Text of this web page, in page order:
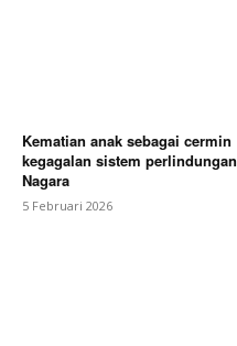
Kematian anak sebagai cermin
kegagalan sistem perlindungan
Nagara
5 Februari 2026